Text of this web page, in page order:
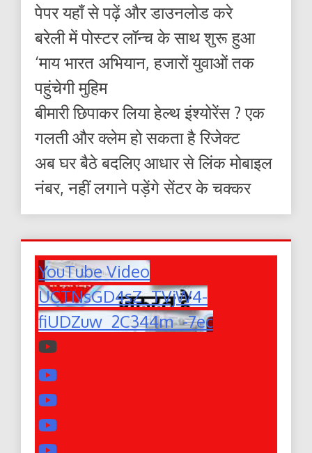
पेपर यहाँ से पढ़ें और डाउनलोड करे
बरेली में पोस्टर लॉन्च के साथ शुरू हुआ
‘माय भारत अभियान, हजारों युवाओं तक
पहुंचेगी मुहिम
बीमारी छिपाकर लिया हेल्थ इंश्योरेंस ? एक
गलती और क्लेम हो सकता है रिजेक्ट
अब घर बैठे बदलिए आधार से लिंक मोबाइल
नंबर, नहीं लगाने पड़ेंगे सेंटर के चक्कर
YouTube Video
UCTNsGD4sZ_TVjW4-
fiUDZuw_2C344m_-7ec